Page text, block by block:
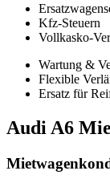
Kfz-Steuern
Vollkasko-
Wartung &
Flexible
Ersatz für
Audi A6